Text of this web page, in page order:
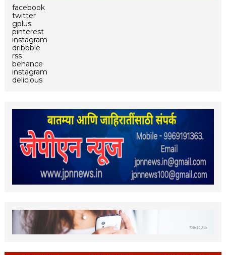
facebook
twitter
gplus
pinterest
instagram
dribbble
rss
behance
instagram
delicious